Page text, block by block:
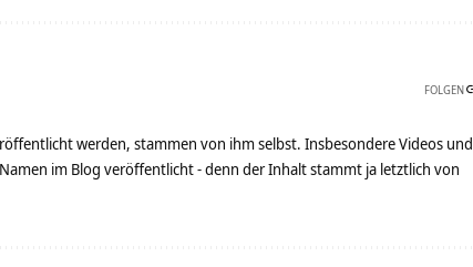
FOLGEN
werden, stammen von ihm selbst. Insbesondere Videos und
im Blog veröffentlicht - denn der Inhalt stammt ja letztlich von